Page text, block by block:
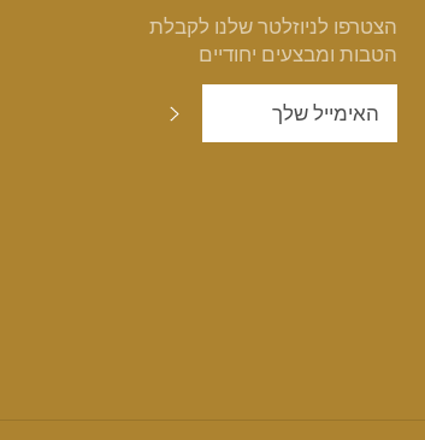
הצטרפו לניוזלטר שלנו לקבלת
הטבות ומבצעים יחודיים